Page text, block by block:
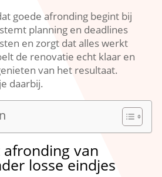
goede afronding begint bij
planning en deadlines
en zorgt dat alles werkt
de renovatie echt klaar en
van het resultaat.​
daarbij.​
van
losse eindjes